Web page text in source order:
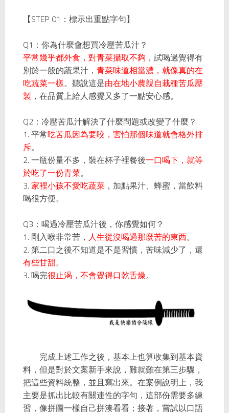
【 STEP 01 ：標示出重點字句】
Q1 ：你為什麼會想買冷壓苦瓜汁？
平常幾乎都外食，對青菜攝取不夠 ，試喝過覺得有
別於一般的蔬果汁， 青菜味道相當濃，就像真的在
吃蔬菜一樣。聽說這是由在地小農親自栽種苦瓜壓
製 ，在品質上給人感覺又多了一點安心感。
Q2 ：冷壓苦瓜汁解決了什麼問題或改變了什麼？
1. 平常吃苦瓜因為要咬，害怕那個味道就會格外排
斥。
2. 一瓶份量不多，裝在杯子裡餐後一口喝下，就等
於吃了一份青菜。
3. 家裡小孩不愛吃蔬菜，加點果汁、蜂蜜，當飲料
喝很方便。
Q3 ：喝過冷壓苦瓜汁後，你感覺如何？
1. 剛入喉非常苦， 人生從沒喝過那麼苦的東西。
2. 第二口之後不知道是不是習慣，苦味減少了，還
有些甘甜。
3. 喝完很止渴，不會覺得口乾舌燥。
完成上述工作之後，基本上也算收集到基本資
料，但是對於文案新手來說，難就難在第三步驟，
把這些資料統整，並且寫出來。在案例說明上，我
主要是抓出比較有關連性的字句，這部份需要多練
習，像拼圖一樣自己拼湊看看；接著，嘗試以口語